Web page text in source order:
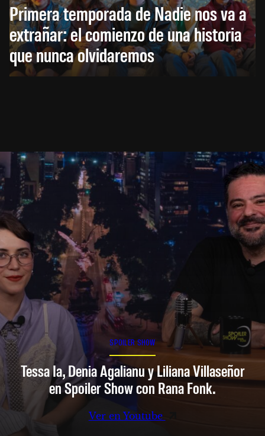
Primera temporada de Nadie nos va a
extrañar: el comienzo de una historia
que nunca olvidaremos
SPOILER SHOW
Tessa Ia, Denia Agalianu y Liliana Villaseñor
en Spoiler Show con Rana Fonk.
Ver en Youtube